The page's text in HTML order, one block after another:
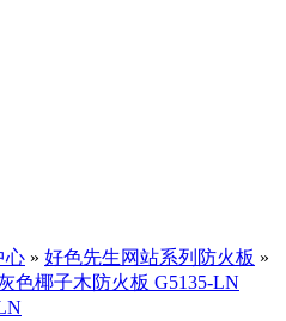
心 » 好色先生网站系列防火板 »
色椰子木防火板 G5135-LN